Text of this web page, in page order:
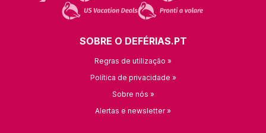
SOBRE O DEFÉRIAS.PT
Regras de utilização »
Política de privacidade »
Sobre nós »
Alertas e newsletter »